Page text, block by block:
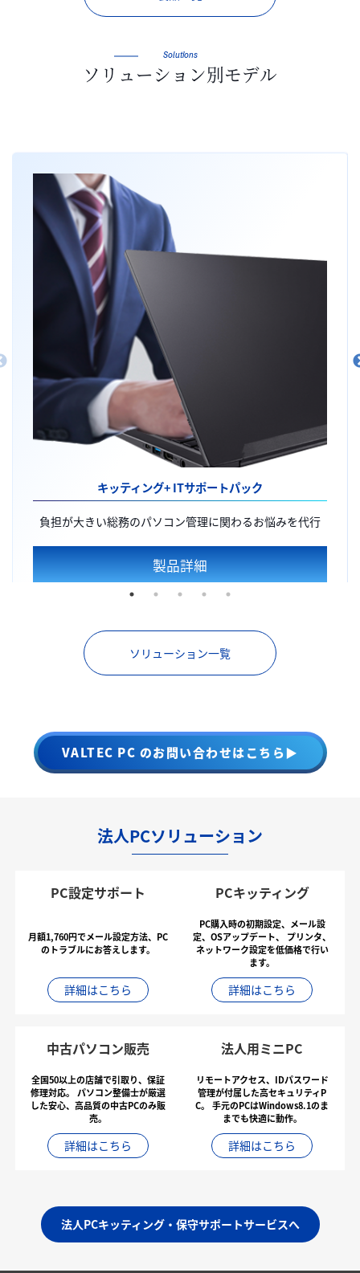
Solutions
ソリューション別モデル
キッティング+ITサポートパック
負担が大きい総務のパソコン管理に関わるお悩みを代行
製品詳細
ソリューション一覧
VALTEC PC のお問い合わせはこちら▶
法人PCソリューション
PC設定サポート
月額1,760円でメール設定方法、PC
のトラブルにお答えします。
詳細はこちら
PCキッティング
PC購入時の初期設定、メール設
定、OSアップデート、
プリンタ、
ネットワーク設定を低価格で行い
ます。
詳細はこちら
中古パソコン販売
全国50以上の店舗で引取り、保証
修理対応。 パソコン整備士が厳選
した安心、高品質の中古PCのみ販
売。
詳細はこちら
法人用ミニPC
リモートアクセス、IDパスワード
管理が付属した高セキュリティP
C。 手元のPCはWindows8.1のま
までも快適に動作。
詳細はこちら
法人PCキッティング・保守サポートサービスへ